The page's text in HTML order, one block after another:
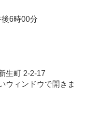
6時00分
生町 2-2-17
ウィンドウで開きま